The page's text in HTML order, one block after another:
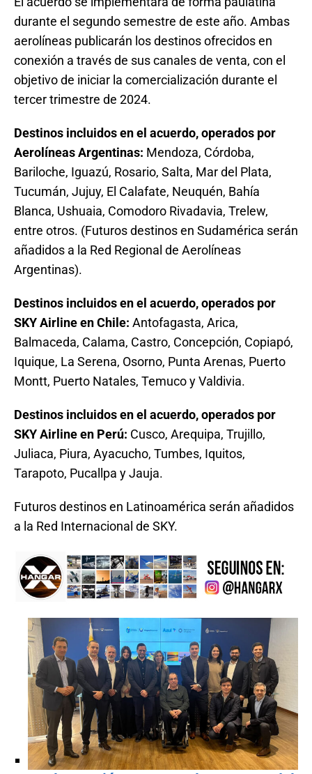
durante el segundo semestre de este año. Ambas
aerolíneas publicarán los destinos ofrecidos en
conexión a través de sus canales de venta, con el
objetivo de iniciar la comercialización durante el
tercer trimestre de 2024.
Destinos incluidos en el acuerdo, operados por
Aerolíneas Argentinas: Mendoza, Córdoba,
Bariloche, Iguazú, Rosario, Salta, Mar del Plata,
Tucumán, Jujuy, El Calafate, Neuquén, Bahía
Blanca, Ushuaia, Comodoro Rivadavia, Trelew,
entre otros. (Futuros destinos en Sudamérica serán
añadidos a la Red Regional de Aerolíneas
Argentinas).
Destinos incluidos en el acuerdo, operados por
SKY Airline en Chile: Antofagasta, Arica,
Balmaceda, Calama, Castro, Concepción, Copiapó,
Iquique, La Serena, Osorno, Punta Arenas, Puerto
Montt, Puerto Natales, Temuco y Valdivia.
Destinos incluidos en el acuerdo, operados por
SKY Airline en Perú: Cusco, Arequipa, Trujillo,
Juliaca, Piura, Ayacucho, Tumbes, Iquitos,
Tarapoto, Pucallpa y Jauja.
Futuros destinos en Latinoamérica serán añadidos
a la Red Internacional de SKY.